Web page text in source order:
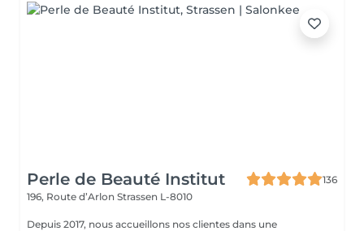
Perle de Beauté Institut
136
196, Route d’Arlon Strassen L-8010
Depuis 2017, nous accueillons nos clientes dans une